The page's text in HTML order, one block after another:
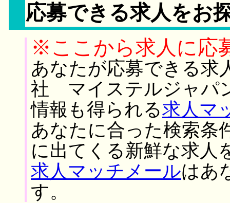
応募できる求人をお
※ここから求人に応
あなたが応募できる求
社 マイステルジャパ
情報も得られる求人マ
あなたに合った検索条
に出てくる新鮮な求人
求人マッチメールはあ
す。